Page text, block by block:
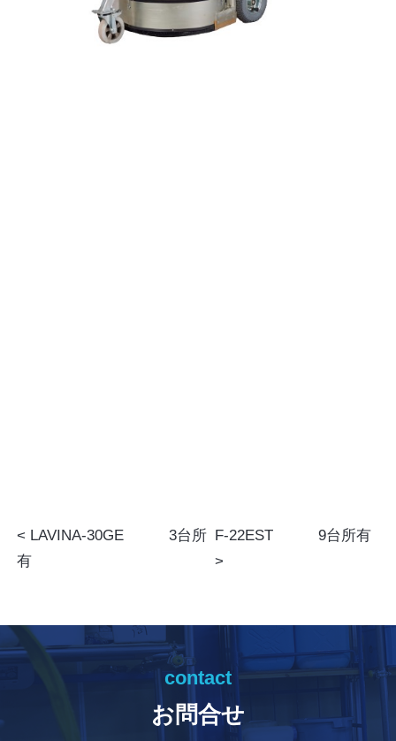
LAVINA-30GE 3台所
有
F-22EST 9台所有
contact
お問合せ